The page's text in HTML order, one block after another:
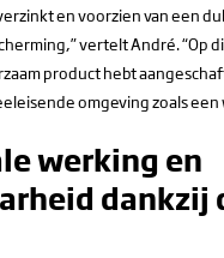
en voorzien van een
vertelt André. “Op
product hebt
omgeving zoals een
werking en
dankzij